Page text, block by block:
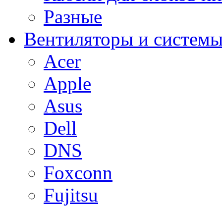
Разные
Вентиляторы и
Acer
Apple
Asus
Dell
DNS
Foxconn
Fujitsu